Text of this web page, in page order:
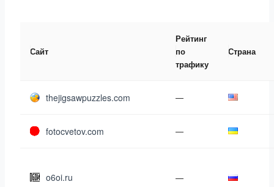
Сайт
Рейтинг
по
трафику
Страна
thejigsawpuzzles.com —
fotocvetov.com —
o6oi.ru —